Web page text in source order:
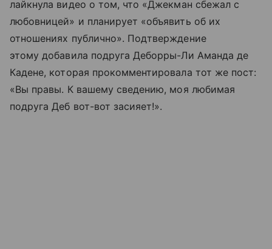
лайкнула видео о том, что «Джекман сбежал с
любовницей» и планирует «объявить об их
отношениях публично». Подтверждение
этому добавила подруга Деборры-Ли Аманда де
Кадене, которая прокомментировала тот же пост:
«Вы правы. К вашему сведению, моя любимая
подруга Деб вот-вот засияет!».